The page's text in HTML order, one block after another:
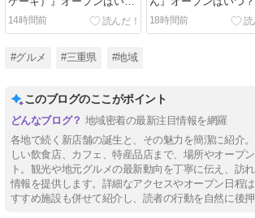
つ？開店場所とアクセスま
とめ！
14時間前
場所とアクセスまとめ
18時間前
#グルメ #三重県 #地域
このブログのここがポイント
地域密着の最新注目情報を網羅
各地で続く新店舗の誕生と、その魅力を簡潔に紹介
しい飲食店、カフェ、特産品店まで、場所やオープ
ト。観光や地元グルメの最新動向を丁寧に伝え、訪
情報を提供します。詳細なアクセスやオープン日程
すすめ施設も併せて紹介し、読者の行動を自然に後押